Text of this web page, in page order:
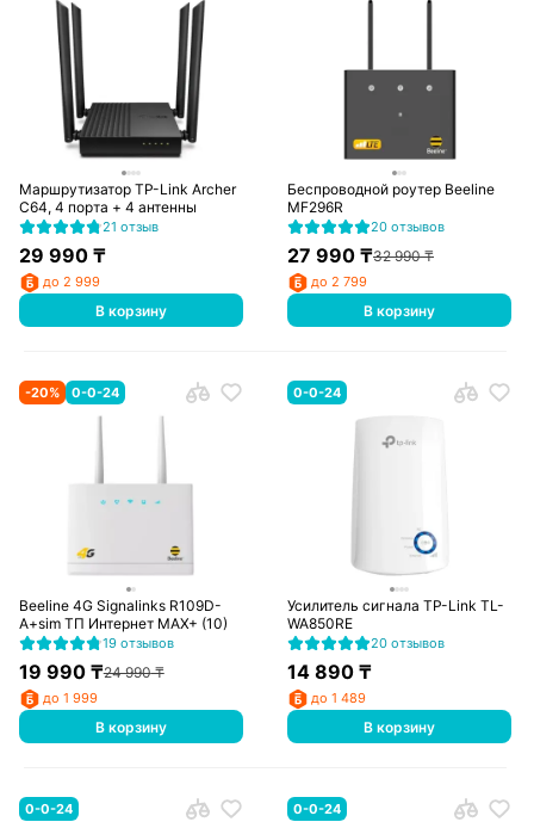
Маршрутизатор TP-Link Archer
C64, 4 порта + 4 антенны
21 отзыв
29 990₸
до 2 999
В корзину
Беспроводной роутер Beeline
MF296R
20 отзывов
27 990 ₸32 990₸
до 2 799
В корзину
-20% 0-0-24
Beeline 4G Signalinks R109D-
A+sim ТП Интернет MAX+ (10)
19 отзывов
19 990₸24 990₸
до 1 999
В корзину
0-0-24
Усилитель сигнала TP-Link TL-
WA850RE
20 отзывов
14 890 ₸
до 1 489
В корзину
0-0-24 0-0-24